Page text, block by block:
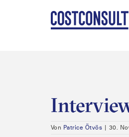
Von Patrice Ötvös | 30.